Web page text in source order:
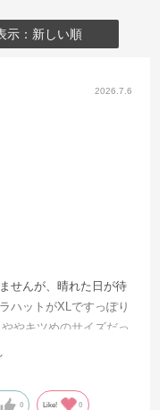
示：新しい順
2026.7.6
せんが、晴れた日が待
ハットがXLですっぽり
やキツめのサイズだっ
ので暫くはこのまま使
0 Like! 0